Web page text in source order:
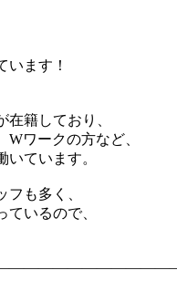
います！
在籍しており、
ワークの方など、
ています。
も多く、
いるので、